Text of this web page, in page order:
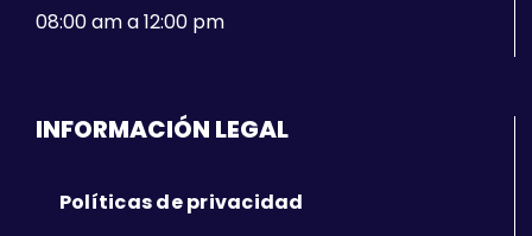
08:00 am a 12:00 pm
INFORMACIÓN LEGAL
Políticas de privacidad